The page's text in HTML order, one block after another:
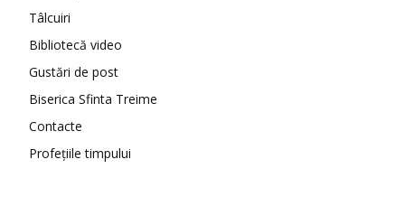
Tâlcuiri
Bibliotecă video
Gustări de post
Biserica Sfinta Treime
Contacte
Profețiile timpului